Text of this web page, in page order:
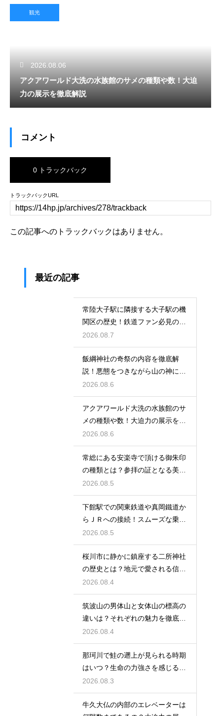
観光
2026.08.06
アクアワールド大洗の水族館のサメの種類や数！大迫
力の展示を徹底解説
コメント
0 トラックバック
トラックバックURL
この記事へのトラックバックはありません。
最近の記事
常陸大子駅に隣接する大子駅の機
関区の歴史！鉄道ファン必見のレ
トロな姿
2026.08.7
飯綱神社の奇祭の内容を徹底解
説！悪態をつきながら山の神に祈
る不思議
2026.08.6
アクアワールド大洗の水族館のサ
メの種類や数！大迫力の展示を徹
底解説
2026.08.6
常総にある安楽寺で頂ける御朱印
の種類とは？参拝の証となる美し
い記録
2026.08.5
下館駅での関東鉄道や真岡鐵道か
らＪＲへの接続！スムーズな乗り
換え術
2026.08.5
桜川市に静かに鎮座する二所神社
の歴史とは？地元で愛される信仰
の拠点
2026.08.4
筑波山の男体山と女体山の標高の
違いは？それぞれの魅力を徹底解
説する
2026.08.4
那珂川で鮭の遡上が見られる時期
はいつ？生命の力強さを感じる秋
の風物詩
2026.08.3
牛久大仏の内部のエレベーターは